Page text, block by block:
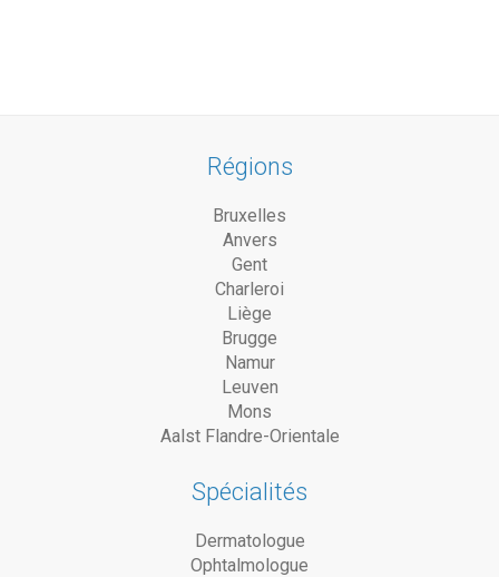
Régions
Bruxelles
Anvers
Gent
Charleroi
Liège
Brugge
Namur
Leuven
Mons
Aalst Flandre-Orientale
Spécialités
Dermatologue
Ophtalmologue